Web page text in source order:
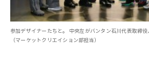
参加デザイナーたちと。 中央左がバンタン石川代表取締
（マーケットクリエイション部担当）